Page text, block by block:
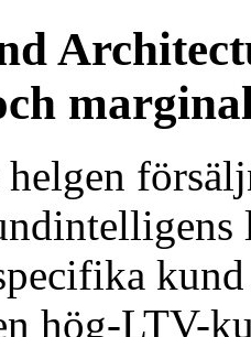
helgen
hög-LTV-